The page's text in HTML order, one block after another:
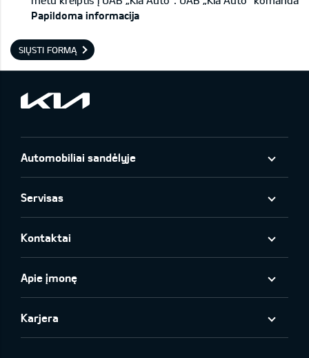
Papildoma informacija
SIŲSTI FORMĄ
Automobiliai sandėlyje
Servisas
Kontaktai
Apie įmonę
Karjera